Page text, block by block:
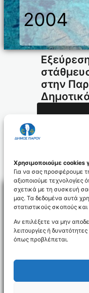
Χρησιμοποιούμε cookies
Για να σας προσφέρουμε
αξιοποιούμε
σχετικά με τη συσκευή
μας. Τα δεδομένα αυτά
στατιστικούς σκοπούς
Αν επιλέξετε να μην
λειτουργίες ή
όπως προβλέπεται.
2004
στην